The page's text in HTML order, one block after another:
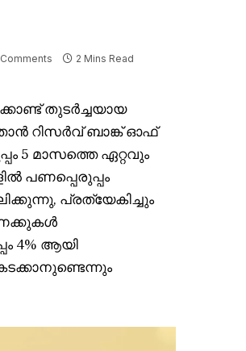
2 Mins Read
തുടർച്ചയായ
റിസർവ് ബാങ്ക് ഓഫ്
5 മാസത്തെ ഏറ്റവും
പണപ്പെരുപ്പം
പ്രത്യേകിച്ചും
4% ആയി